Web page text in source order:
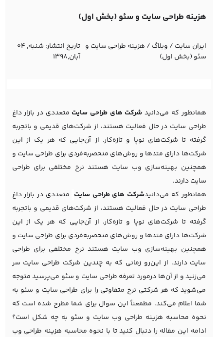
هزینه طراحی سایت و سئو (بخش اول)
ایران سایت / وبلاگ / هزینه طراحی سایت و
سئو (بخش اول)
تاریخ انتشار:
شنبه, 04
آبان,1398
همانطور که می‌دانید شرکت های طراحی سایت متعددی در بازار داغ
طراحی سایت در حال فعالیت هستند، از شرکت‌های قدیمی و باتجربه
گرفته تا شرکت‌های نوپا و تازه‌کار. از آن‌جایی که هر یک از این
شرکت‌ها دارای متدها و روش‌های منحصربه‌فردی برای طراحی سایت و
همچنین بهینه‌سازی وب سایت هستند نرخ مختلفی برای طراحی
سایت دارند.
همانطور که می‌دانیدشرکت های طراحی سایت متعددی در بازار داغ
طراحی سایت در حال فعالیت هستند، از شرکت‌های قدیمی و باتجربه
گرفته تا شرکت‌های نوپا و تازه‌کار. از آن‌جایی که هر یک از این
شرکت‌ها دارای متدها و روش‌های منحصربه‌فردی برای طراحی سایت و
همچنین بهینه‌سازی وب سایت هستند نرخ مختلفی برای طراحی
سایت دارند. از این‌رو زمانی که به چندین شرکت طراحی سایت سر
می‌زنید و از آن‌ها درمورد تعرفه طراحی سایت و سئو می‌پرسید متوجه
می‌شوید که هر شرکتی نرخ متفاوتی را برای طراحی سایت و سئو به
شما اعلام می‌کند. مطمعناً این سوال برای شما مطرح شده است که
نحوه محاسبه هزینه طراحی وب سایت و سئو به چه شکل است؟
ادامه این مقاله را دنبال کنید تا با نحوه محاسبه هزینه طراحی وب